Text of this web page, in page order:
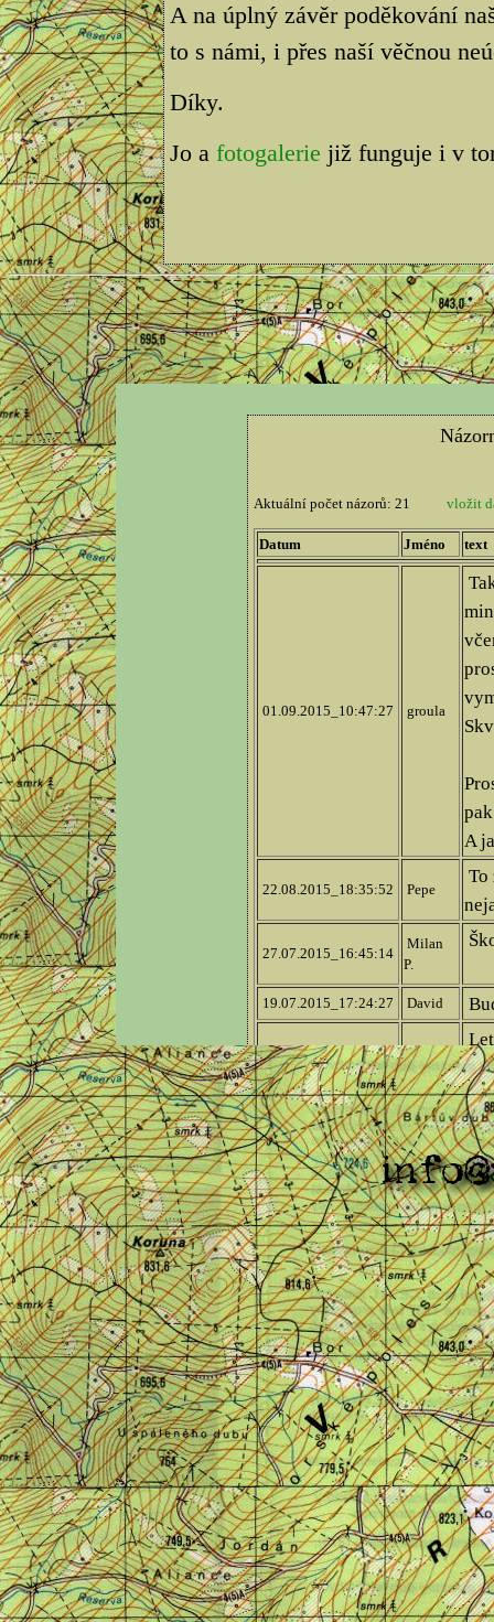
A na úplný závěr poděkování
to s námi, i přes naší věčnou
Díky.
Jo a fotogalerie již funguje i v